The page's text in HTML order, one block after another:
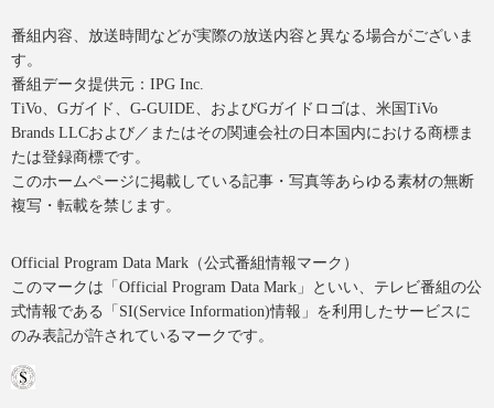
番組内容、放送時間などが実際の放送内容と異なる場合がございま
す。
番組データ提供元：IPG Inc.
TiVo、Gガイド、G-GUIDE、およびGガイドロゴは、米国TiVo
Brands LLCおよび／またはその関連会社の日本国内における商標ま
たは登録商標です。
このホームページに掲載している記事・写真等あらゆる素材の無断
複写・転載を禁じます。
Official Program Data Mark（公式番組情報マーク）
このマークは「Official Program Data Mark」といい、テレビ番組の公
式情報である「SI(Service Information)情報」を利用したサービスに
のみ表記が許されているマークです。